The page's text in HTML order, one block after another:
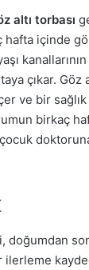
altı torbası
içinde
çıkar. Göz
ve bir
birkaç
doğumdan
ilerleme